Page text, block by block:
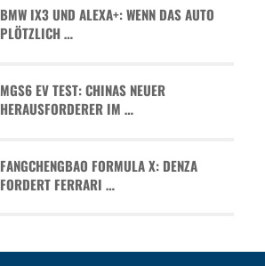
BMW IX3 UND ALEXA+: WENN DAS AUTO
PLÖTZLICH …
MGS6 EV TEST: CHINAS NEUER
HERAUSFORDERER IM …
FANGCHENGBAO FORMULA X: DENZA
FORDERT FERRARI …